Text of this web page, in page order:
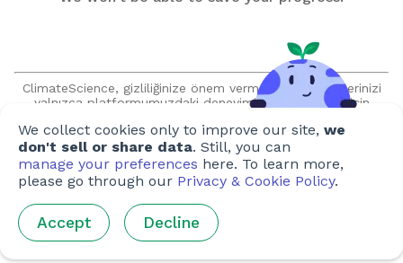
Oluşturan
Yazarlar:Emily Strand
Sanatçılar Susan Brigham-Ward Mira Lu
Hoai,Hana Fairuzamira, Airi Iris Ryu , Brandon Vodvarka
Gözden geçirenler : JP Arellano Jessica Dale
Fandel,Pandora Dewan,Phoebe Heathcote
ClimateScience, gizliliğinize önem vermektedir ve verilerinizi
yalnızca platformumuzdaki deneyiminizi geliştirmek için
satmayacağımıza veya paylaşmayacağımıza söz veriyoruz ve
sizinle talep edilmeden asla iletişim kurmayacağız.
We collect cookies only to improve our site, we
don't sell or share data. Still, you can
manage your preferences here. To learn more,
please go through our Privacy & Cookie Policy.
Accept Decline